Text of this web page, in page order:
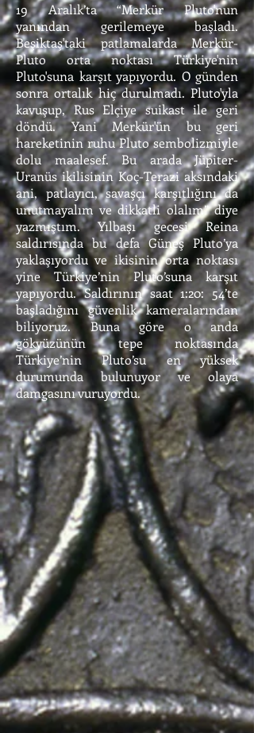
19 Aralık’ta “Merkür Pluto'nun
yanından gerilemeye başladı.
Beşiktaş'taki patlamalarda Merkür-
Pluto orta noktası Türkiye'nin
Pluto'suna karşıt yapıyordu. O günden
sonra ortalık hiç durulmadı. Pluto'yla
kavuşup, Rus Elçiye suikast ile geri
döndü. Yani Merkür'ün bu geri
hareketinin ruhu Pluto sembolizmiyle
dolu maalesef. Bu arada Jüpiter-
Uranüs ikilisinin Koç-Terazi aksındaki
ani, patlayıcı, savaşçı karşıtlığını da
unutmayalım ve dikkatli olalım” diye
yazmıştım. Yılbaşı gecesi Reina
saldırısında bu defa Güneş Pluto’ya
yaklaşıyordu ve ikisinin orta noktası
yine Türkiye’nin Pluto’suna karşıt
yapıyordu. Saldırının saat 1:20: 54’te
başladığını güvenlik kameralarından
biliyoruz. Buna göre o anda
gökyüzünün tepe noktasında
Türkiye’nin Pluto’su en yüksek
durumunda bulunuyor ve olaya
damgasını vuruyordu.